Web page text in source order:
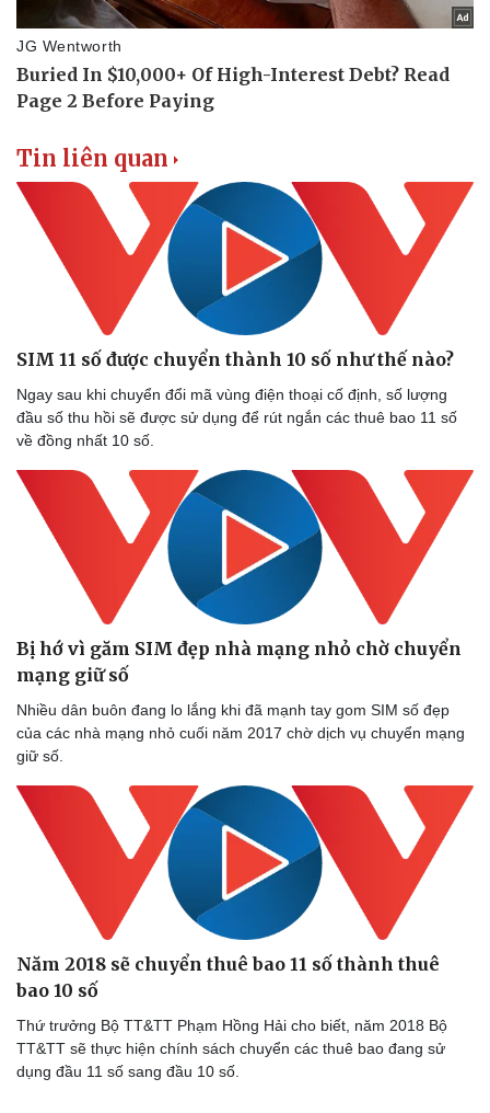
Pháp luật
Vụ án
Tư vấn luật
Quân sự - Quốc phòng
Phân tích
Tin liên quan
SIM 11 số được chuyển thành 10 số như thế nào?
Ngay sau khi chuyển đổi mã vùng điện thoại cố định, số lượng
đầu số thu hồi sẽ được sử dụng để rút ngắn các thuê bao 11 số
về đồng nhất 10 số.
Bị hớ vì găm SIM đẹp nhà mạng nhỏ chờ chuyển
mạng giữ số
Nhiều dân buôn đang lo lắng khi đã mạnh tay gom SIM số đẹp
của các nhà mạng nhỏ cuối năm 2017 chờ dịch vụ chuyển mạng
giữ số.
Năm 2018 sẽ chuyển thuê bao 11 số thành thuê
bao 10 số
Thứ trưởng Bộ TT&TT Phạm Hồng Hải cho biết, năm 2018 Bộ
TT&TT sẽ thực hiện chính sách chuyển các thuê bao đang sử
dụng đầu 11 số sang đầu 10 số.